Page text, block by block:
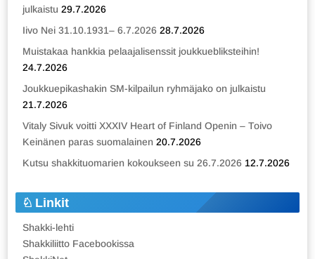
julkaistu 29.7.2026
Iivo Nei 31.10.1931– 6.7.2026 28.7.2026
Muistakaa hankkia pelaajalisenssit joukkuebliksteihin!
24.7.2026
Joukkuepikashakin SM-kilpailun ryhmäjako on julkaistu
21.7.2026
Vitaly Sivuk voitti XXXIV Heart of Finland Openin – Toivo
Keinänen paras suomalainen 20.7.2026
Kutsu shakkituomarien kokoukseen su 26.7.2026 12.7.2026
Linkit
Shakki-lehti
Shakkiliitto Facebookissa